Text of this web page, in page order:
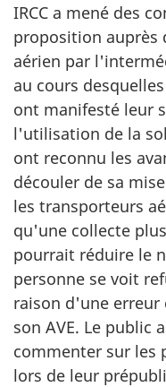
IRCC a mené des
proposition auprès
aérien par
au cours
ont manifesté leur
l'utilisation de la
ont reconnu les
découler de sa
les transporteurs
qu'une collecte
pourrait réduire le
personne se voit
raison d'une erreur
son AVE. Le public
commenter sur les
lors de leur